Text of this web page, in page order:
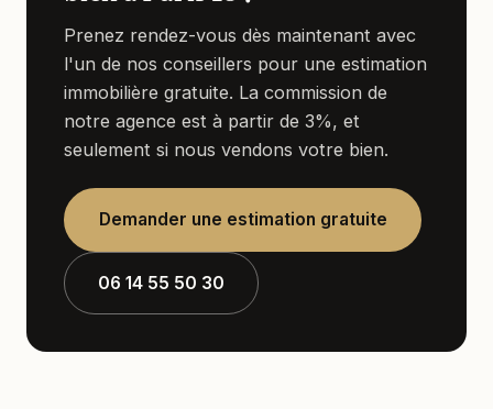
Prenez rendez-vous dès maintenant avec
l'un de nos conseillers pour une estimation
immobilière gratuite. La commission de
notre agence est à partir de 3%, et
seulement si nous vendons votre bien.
Demander une estimation gratuite
06 14 55 50 30